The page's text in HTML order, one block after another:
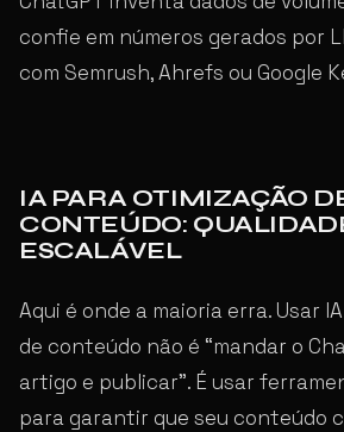
confie em números gerados por
com Semrush, Ahrefs ou Google
IA PARA OTIMIZAÇÃO
CONTEÚDO:
ESCALÁVEL
Aqui é onde a maioria erra. Usar
de conteúdo não é “mandar o
artigo e publicar”. É usar
para garantir que seu conteúdo